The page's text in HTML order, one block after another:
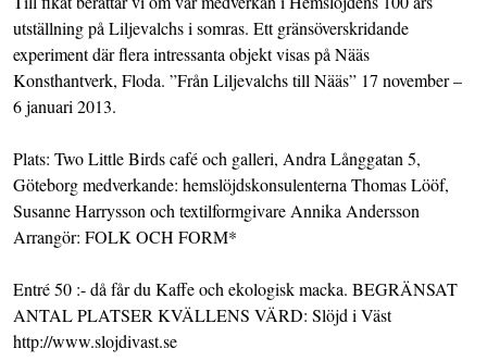
utställning på Liljevalchs i somras. Ett gränsöverskridande
experiment där flera intressanta objekt visas på Nääs
Konsthantverk, Floda. ”Från Liljevalchs till Nääs” 17 november –
6 januari 2013.
Plats: Two Little Birds café och galleri, Andra Långgatan 5,
Göteborg medverkande: hemslöjdskonsulenterna Thomas Lööf,
Susanne Harrysson och textilformgivare Annika Andersson
Arrangör: FOLK OCH FORM*
Entré 50 :- då får du Kaffe och ekologisk macka. BEGRÄNSAT
ANTAL PLATSER KVÄLLENS VÄRD: Slöjd i Väst
http://www.slojdivast.se